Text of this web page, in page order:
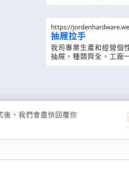
https://
stId=326386
抽屜拉手
我司專業生產和經營個
抽屜，種類齊全，工廠
供良好的品質及準確的
後，我們會盡快回覆你